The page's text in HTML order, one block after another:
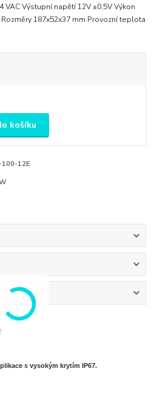
VAC Výstupní napětí 12V ±0,5V Výkon
187x52x37 mm Provozní teplota
košíku
100-12E
s vysokým krytím IP67.